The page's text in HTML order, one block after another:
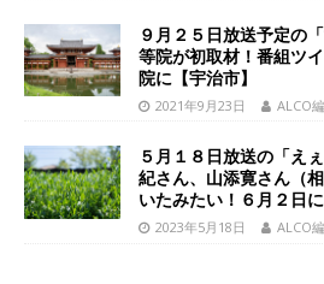
９月２５日放送予定の
等院が初取材！番組ツ
院に【宇治市】
2021年9月23日 ALCO
５月１８日放送の「え
紀さん、山添寛さん（
いたみたい！６月２日
2023年5月18日 ALCO